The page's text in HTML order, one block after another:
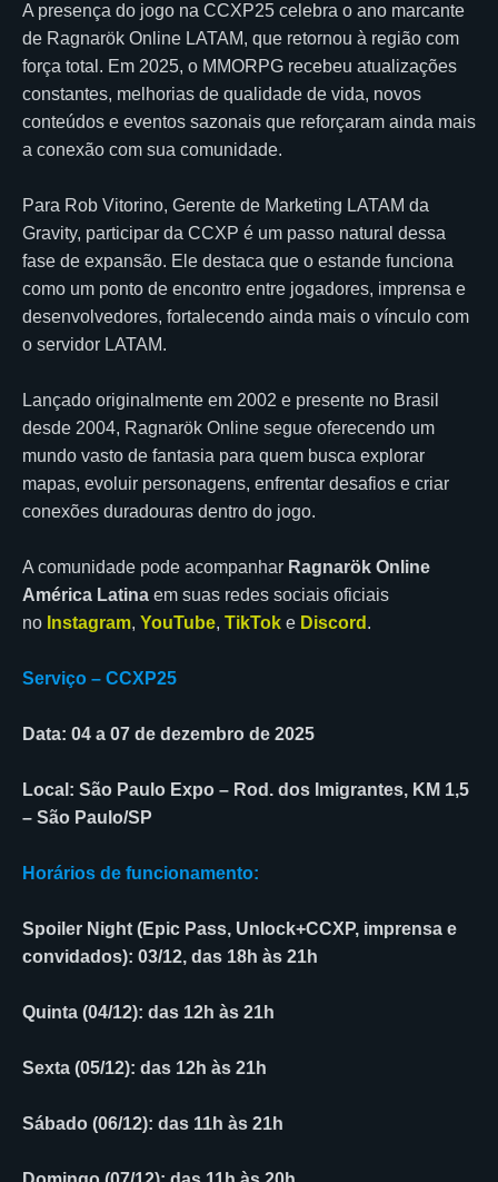
A presença do jogo na CCXP25 celebra o ano marcante
de Ragnarök Online LATAM, que retornou à região com
força total. Em 2025, o MMORPG recebeu atualizações
constantes, melhorias de qualidade de vida, novos
conteúdos e eventos sazonais que reforçaram ainda mais
a conexão com sua comunidade.
Para Rob Vitorino, Gerente de Marketing LATAM da
Gravity, participar da CCXP é um passo natural dessa
fase de expansão. Ele destaca que o estande funciona
como um ponto de encontro entre jogadores, imprensa e
desenvolvedores, fortalecendo ainda mais o vínculo com
o servidor LATAM.
Lançado originalmente em 2002 e presente no Brasil
desde 2004, Ragnarök Online segue oferecendo um
mundo vasto de fantasia para quem busca explorar
mapas, evoluir personagens, enfrentar desafios e criar
conexões duradouras dentro do jogo.
A comunidade pode acompanhar Ragnarök Online
América Latina em suas redes sociais oficiais
no Instagram, YouTube, TikTok e Discord .
Serviço – CCXP25
Data: 04 a 07 de dezembro de 2025
Local: São Paulo Expo – Rod. dos Imigrantes, KM 1,5
– São Paulo/SP
Horários de funcionamento:
Spoiler Night (Epic Pass, Unlock+CCXP, imprensa e
convidados): 03/12, das 18h às 21h
Quinta (04/12): das 12h às 21h
Sexta (05/12): das 12h às 21h
Sábado (06/12): das 11h às 21h